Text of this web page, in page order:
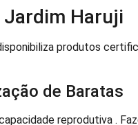
Jardim Haruji
produtos
de Baratas
reprodutiva .